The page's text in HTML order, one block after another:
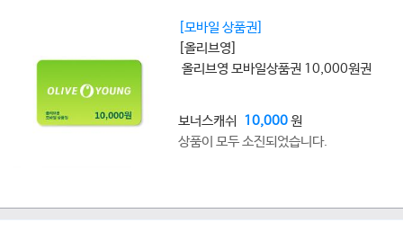
[모바일 상품권]
[올리브영]
올리브영 모바일상품권 10,000원권
보너스캐쉬 10,000원
상품이 모두 소진되었습니다.